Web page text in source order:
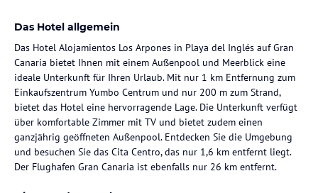
Das Hotel allgemein
Das Hotel Alojamientos Los Arpones in Playa del Inglés auf Gran
Canaria bietet Ihnen mit einem Außenpool und Meerblick eine
ideale Unterkunft für Ihren Urlaub. Mit nur 1 km Entfernung zum
Einkaufszentrum Yumbo Centrum und nur 200 m zum Strand,
bietet das Hotel eine hervorragende Lage. Die Unterkunft verfügt
über komfortable Zimmer mit TV und bietet zudem einen
ganzjährig geöffneten Außenpool. Entdecken Sie die Umgebung
und besuchen Sie das Cita Centro, das nur 1,6 km entfernt liegt.
Der Flughafen Gran Canaria ist ebenfalls nur 26 km entfernt.